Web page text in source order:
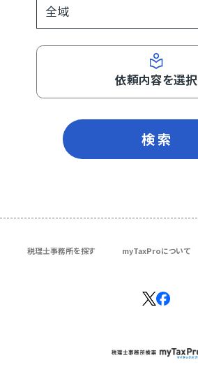
依頼内容を選択
検 索
税理士事務所を探す myTaxProについて